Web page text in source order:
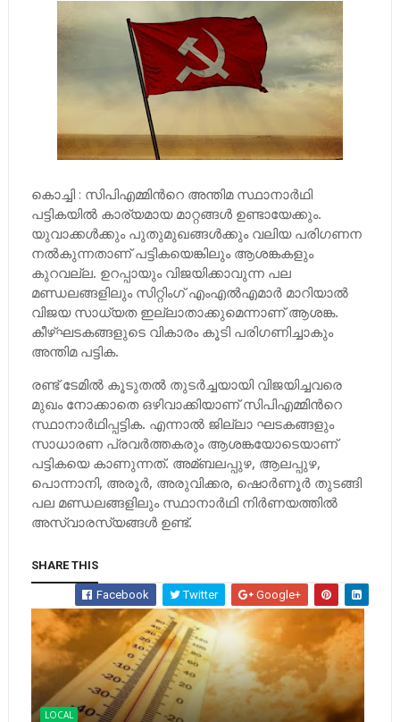
കൊച്ചി : സിപിഎമ്മിന്‍റെ അന്തിമ സ്ഥാനാര്‍ഥി
പട്ടികയില്‍ കാര്യമായ മാറ്റങ്ങള്‍ ഉണ്ടായേക്കും.
യുവാക്കള്‍ക്കും പുതുമുഖങ്ങള്‍ക്കും വലിയ പരിഗണന
നല്‍കുന്നതാണ് പട്ടികയെങ്കിലും ആശങ്കകളും
കുറവല്ല. ഉറപ്പായും വിജയിക്കാവുന്ന പല
മണ്ഡലങ്ങളിലും സിറ്റിംഗ് എംഎല്‍എമാര്‍ മാറിയാല്‍
വിജയ സാധ്യത ഇല്ലാതാക്കുമെന്നാണ് ആശങ്ക.
കീഴ്ഘടകങ്ങളുടെ വികാരം കൂടി പരിഗണിച്ചാകും
അന്തിമ പട്ടിക.
രണ്ട് ടേമില്‍ കൂടുതല്‍ തുടര്‍ച്ചയായി വിജയിച്ചവരെ
മുഖം നോക്കാതെ ഒഴിവാക്കിയാണ് സിപിഎമ്മിന്‍റെ
സ്ഥാനാര്‍ഥിപ്പട്ടിക. എന്നാല്‍ ജില്ലാ ഘടകങ്ങളും
സാധാരണ പ്രവര്‍ത്തകരും ആശങ്കയോടെയാണ്
പട്ടികയെ കാണുന്നത്. അമ്ബലപ്പുഴ, ആലപ്പുഴ,
പൊന്നാനി, അരൂര്‍, അരുവിക്കര, ഷൊര്‍ണൂര്‍ തുടങ്ങി
പല മണ്ഡലങ്ങളിലും സ്ഥാനാര്‍ഥി നിര്‍ണയത്തില്‍
അസ്വാരസ്യങ്ങള്‍ ഉണ്ട്.
SHARE THIS
Facebook Twitter Google+
LOCAL